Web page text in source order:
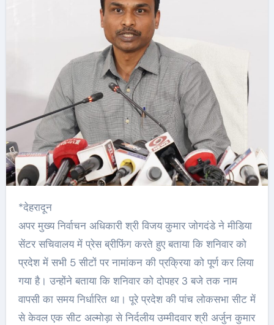
*देहरादून
अपर मुख्य निर्वाचन अधिकारी श्री विजय कुमार जोगदंडे ने मीडिया
सेंटर सचिवालय में प्रेस ब्रीफिंग करते हुए बताया कि शनिवार को
प्रदेश में सभी 5 सीटों पर नामांकन की प्रक्रिया को पूर्ण कर लिया
गया है। उन्होंने बताया कि शनिवार को दोपहर 3 बजे तक नाम
वापसी का समय निर्धारित था। पूरे प्रदेश की पांच लोकसभा सीट में
से केवल एक सीट अल्मोड़ा से निर्दलीय उम्मीदवार श्री अर्जुन कुमार